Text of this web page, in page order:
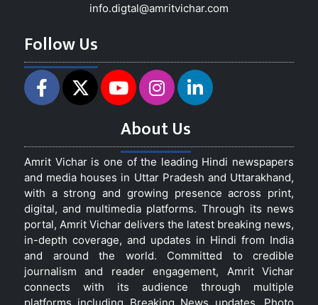
info.digtal@amritvichar.com
Follow Us
About Us
Amrit Vichar is one of the leading Hindi newspapers
and media houses in Uttar Pradesh and Uttarakhand,
with a strong and growing presence across print,
digital, and multimedia platforms. Through its news
portal, Amrit Vichar delivers the latest breaking news,
in-depth coverage, and updates in Hindi from India
and around the world. Committed to credible
journalism and reader engagement, Amrit Vichar
connects with its audience through multiple
platforms including Breaking News updates, Photo